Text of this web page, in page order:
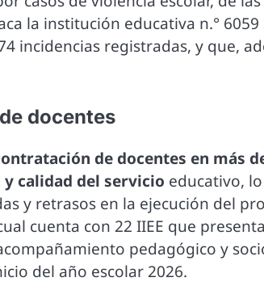
la institución educativa n.°
incidencias registradas, y que,
docentes
de docentes en más
calidad del servicio educativo,
y retrasos en la ejecución del
cuenta con 22 IIEE que
pedagógico y
del año escolar 2026.